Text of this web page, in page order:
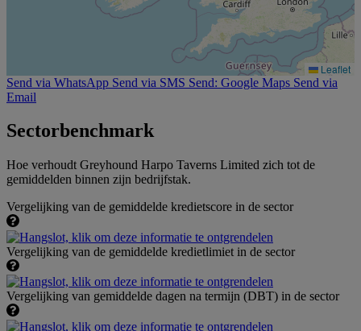
Leaflet
Send via WhatsApp Send via SMS Send: Google Maps Send via
Email
Sectorbenchmark
Hoe verhoudt Greyhound Harpo Taverns Limited zich tot de
gemiddelden binnen zijn bedrijfstak.
Vergelijking van de gemiddelde kredietscore in de sector
Vergelijking van de gemiddelde kredietlimiet in de sector
Vergelijking van gemiddelde dagen na termijn (DBT) in de sector